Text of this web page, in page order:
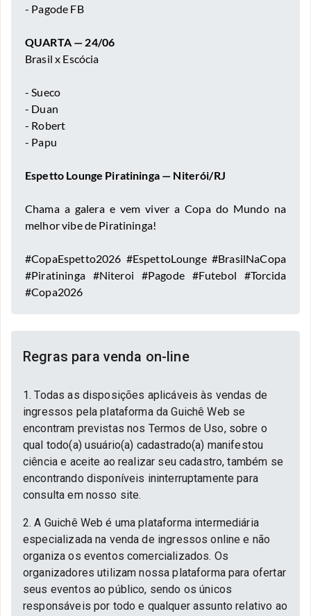
- Pagode FB
QUARTA — 24/06
Brasil x Escócia
- Sueco
- Duan
- Robert
- Papu
Espetto Lounge Piratininga — Niterói/RJ
Chama a galera e vem viver a Copa do Mundo na
melhor vibe de Piratininga!
#CopaEspetto2026 #EspettoLounge #BrasilNaCopa
#Piratininga #Niteroi #Pagode #Futebol #Torcida
#Copa2026
Regras para venda on-line
1. Todas as disposições aplicáveis às vendas de
ingressos pela plataforma da Guichê Web se
encontram previstas nos Termos de Uso, sobre o
qual todo(a) usuário(a) cadastrado(a) manifestou
ciência e aceite ao realizar seu cadastro, também se
encontrando disponíveis ininterruptamente para
consulta em nosso site.
2. A Guichê Web é uma plataforma intermediária
especializada na venda de ingressos online e não
organiza os eventos comercializados. Os
organizadores utilizam nossa plataforma para ofertar
seus eventos ao público, sendo os únicos
responsáveis por todo e qualquer assunto relativo ao